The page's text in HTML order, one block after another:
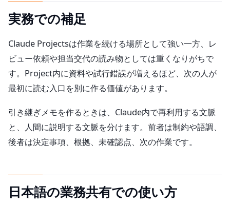
実務での補足
Claude Projectsは作業を続ける場所として強い一方、レ
ビュー依頼や担当交代の読み物としては重くなりがちで
す。Project内に資料や試行錯誤が増えるほど、次の人が
最初に読む入口を別に作る価値があります。
引き継ぎメモを作るときは、Claude内で再利用する文脈
と、人間に説明する文脈を分けます。前者は制約や語調、
後者は決定事項、根拠、未確認点、次の作業です。
日本語の業務共有での使い方